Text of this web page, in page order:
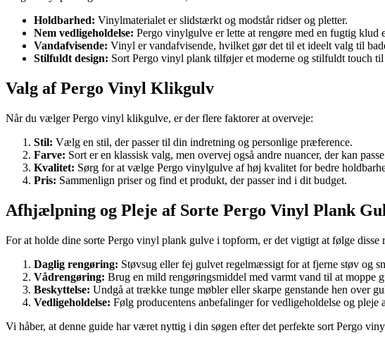
Holdbarhed: Vinylmaterialet er slidstærkt og modstår ridser og pletter.
Nem vedligeholdelse: Pergo vinylgulve er lette at rengøre med en fugtig klud
Vandafvisende: Vinyl er vandafvisende, hvilket gør det til et ideelt valg til
Stilfuldt design: Sort Pergo vinyl plank tilføjer et moderne og stilfuldt touch
Valg af Pergo Vinyl Klikgulv
Når du vælger Pergo vinyl klikgulve, er der flere faktorer at overveje:
Stil: Vælg en stil, der passer til din indretning og personlige præference.
Farve: Sort er en klassisk valg, men overvej også andre nuancer, der kan
Kvalitet: Sørg for at vælge Pergo vinylgulve af høj kvalitet for bedre
Pris: Sammenlign priser og find et produkt, der passer ind i dit budget.
Afhjælpning og Pleje af Sorte Pergo Vinyl Plank
For at holde dine sorte Pergo vinyl plank gulve i topform, er det vigtigt at følge disse
Daglig rengøring: Støvsug eller fej gulvet regelmæssigt for at fjerne støv og
Vådrengøring: Brug en mild rengøringsmiddel med varmt vand til at moppe
Beskyttelse: Undgå at trække tunge møbler eller skarpe genstande hen over
Vedligeholdelse: Følg producentens anbefalinger for vedligeholdelse og pleje
Vi håber, at denne guide har været nyttig i din søgen efter det perfekte sort Pergo